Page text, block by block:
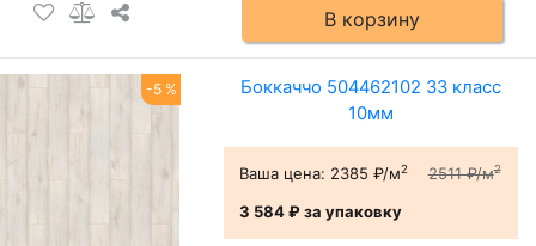
В корзину
-5 %
Боккаччо 504462102 33 класс
10мм
Ваша цена: 2385 ₽/м2 2511 ₽/м2
3 584 ₽за упаковку